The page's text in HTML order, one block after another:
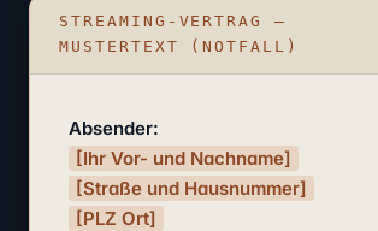
STREAMING-VERTRAG –
MUSTERTEXT (NOTFALL)
Absender:
[Ihr Vor- und Nachname]
[Straße und Hausnummer]
[PLZ Ort]